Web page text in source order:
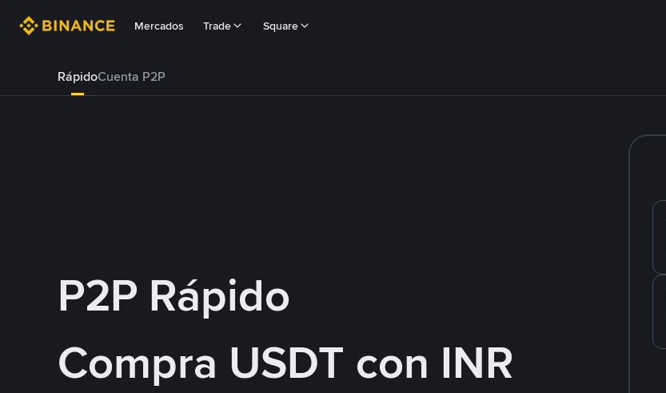
Mercados Trade Square
RápidoCuenta P2P
P2P Rápido
Compra USDT con INR